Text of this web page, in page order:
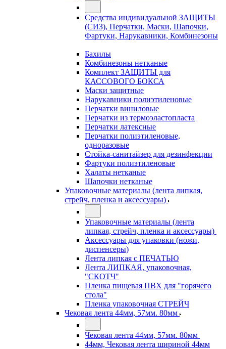
Средства индивидуальной ЗАЩИТЫ
(СИЗ), Перчатки, Маски, Шапочки,
Фартуки, Нарукавники, Комбинезоны
Бахилы
Комбинезоны нетканые
Комплект ЗАЩИТЫ для
КАССОВОГО БОКСА
Маски защитные
Нарукавники полиэтиленовые
Перчатки виниловые
Перчатки из термоэластопласта
Перчатки латексные
Перчатки полиэтиленовые,
одноразовые
Стойка-санитайзер для дезинфекции
Фартуки полиэтиленовые
Халаты нетканые
Шапочки нетканые
Упаковочные материалы (лента липкая,
стрейч, пленка и аксессуары)
Упаковочные материалы (лента
липкая, стрейч, пленка и аксессуары)
Аксессуары для упаковки (ножи,
диспенсеры)
Лента липкая с ПЕЧАТЬЮ
Лента ЛИПКАЯ, упаковочная,
"СКОТЧ"
Пленка пищевая ПВХ для "горячего
стола"
Пленка упаковочная СТРЕЙЧ
Чековая лента 44мм, 57мм. 80мм
Чековая лента 44мм, 57мм. 80мм
44мм, Чековая лента шириной 44мм